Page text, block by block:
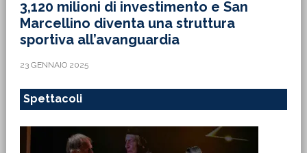
3,120 milioni di investimento e San
Marcellino diventa una struttura
sportiva all’avanguardia
23 GENNAIO 2025
Spettacoli